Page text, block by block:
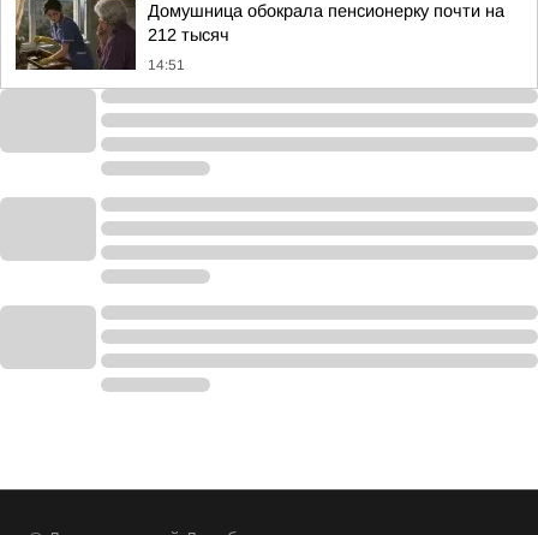
Домушница обокрала пенсионерку почти на
212 тысяч
14:51